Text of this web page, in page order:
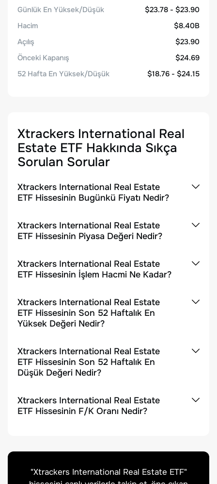
Günlük En Yüksek/Düşük
$23.78 - $23.90
Hacim
$8.40B
Açılış
$23.90
Önceki Kapanış
$24.69
52 Hafta En Yüksek/Düşük
$18.76 - $24.15
Xtrackers International Real
Estate ETF Hakkında Sıkça
Sorulan Sorular
Xtrackers International Real Estate
ETF Hissesinin Bugünkü Fiyatı Nedir?
Xtrackers International Real Estate
ETF Hissesinin Piyasa Değeri Nedir?
Xtrackers International Real Estate
ETF Hissesinin İşlem Hacmi Ne Kadar?
Xtrackers International Real Estate
ETF Hissesinin Son 52 Haftalık En
Yüksek Değeri Nedir?
Xtrackers International Real Estate
ETF Hissesinin Son 52 Haftalık En
Düşük Değeri Nedir?
Xtrackers International Real Estate
ETF Hissesinin F/K Oranı Nedir?
"Xtrackers International Real Estate ETF"